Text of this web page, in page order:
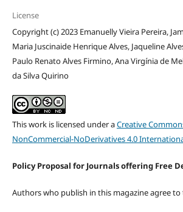
License
Copyright (c) 2023 Emanuelly Vieira Pereira,
Maria Juscinaide Henrique Alves, Jaqueline
Paulo Renato Alves Firmino, Ana Virgínia de
da Silva Quirino
This work is licensed under aCreative
NonCommercial-NoDerivatives 4.0
Policy Proposal for Journals offering Free
Authors who publish in this magazine agree